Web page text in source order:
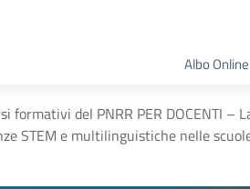
Albo Online
formativi del PNRR PER DOCENTI –
STEM e multilinguistiche nelle